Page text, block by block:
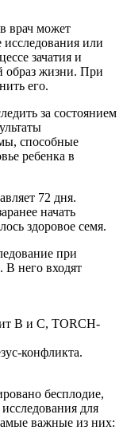
врач может
или
зачатия и
образ жизни. При
его.
за состоянием
способные
ребенка в
72 дня.
начать
здоровое семя.
при
В него входят
В и С, TORCH-
конфликта.
бесплодие,
для
важные из них: